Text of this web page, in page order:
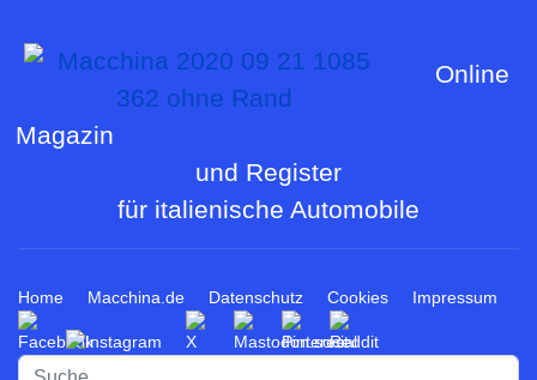
Online
Magazin
und Register
für italienische Automobile
Home Macchina.de Datenschutz Cookies Impressum
Suchen